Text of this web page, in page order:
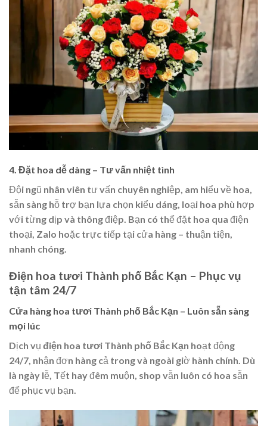
4. Đặt hoa dễ dàng – Tư vấn nhiệt tình
Đội ngũ nhân viên tư vấn chuyên nghiệp, am hiểu về hoa,
sẵn sàng hỗ trợ bạn lựa chọn kiểu dáng, loại hoa phù hợp
với từng dịp và thông điệp. Bạn có thể đặt hoa qua điện
thoại, Zalo hoặc trực tiếp tại cửa hàng – thuận tiện,
nhanh chóng.
Điện hoa tươi Thành phố Bắc Kạn – Phục vụ
tận tâm 24/7
Cửa hàng hoa tươi Thành phố Bắc Kạn – Luôn sẵn sàng
mọi lúc
Dịch vụ điện hoa tươi Thành phố Bắc Kạn hoạt động
24/7, nhận đơn hàng cả trong và ngoài giờ hành chính. Dù
là ngày lễ, Tết hay đêm muộn, shop vẫn luôn có hoa sẵn
để phục vụ bạn.